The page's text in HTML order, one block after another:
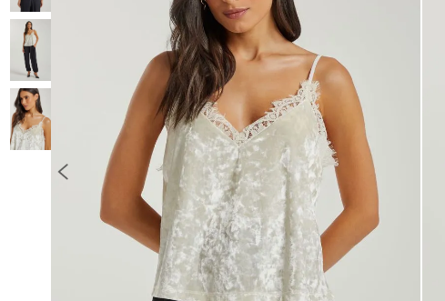
SHORT
CALÇA JEANS
COLETE